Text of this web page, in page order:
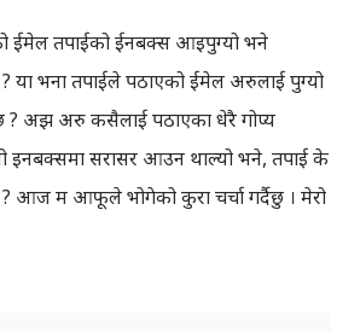
ईमेल तपाईको ईनबक्स आइपुग्यो भने
या भनौँ तपाईले पठाएको ईमेल अरुलाई पुग्यो
? अझ अरु कसैलाई पठाएका धेरै गोप्य
इनबक्समा सरासर आउन थाल्यो भने, तपाई के
? आज म आफूले भोगेको कुरा चर्चा गर्दैछु । मेरो
भनेर भेरिफाइ गर्नुभनेर एउटा इमेल